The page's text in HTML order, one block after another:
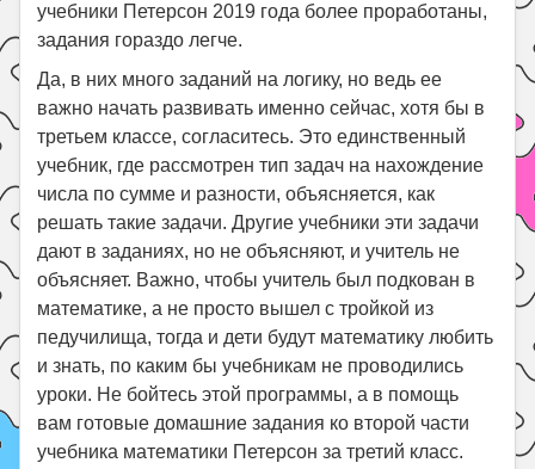
учебники Петерсон 2019 года более проработаны,
задания гораздо легче.
Да, в них много заданий на логику, но ведь ее
важно начать развивать именно сейчас, хотя бы в
третьем классе, согласитесь. Это единственный
учебник, где рассмотрен тип задач на нахождение
числа по сумме и разности, объясняется, как
решать такие задачи. Другие учебники эти задачи
дают в заданиях, но не объясняют, и учитель не
объясняет. Важно, чтобы учитель был подкован в
математике, а не просто вышел с тройкой из
педучилища, тогда и дети будут математику любить
и знать, по каким бы учебникам не проводились
уроки. Не бойтесь этой программы, а в помощь
вам готовые домашние задания ко второй части
учебника математики Петерсон за третий класс.